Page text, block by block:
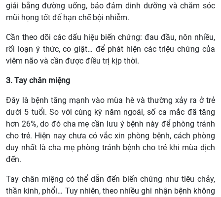
giải bằng đường uống, bảo đảm dinh dưỡng và chăm sóc
mũi họng tốt để hạn chế bội nhiễm.
Cần theo dõi các dấu hiệu biến chứng: đau đầu, nôn nhiều,
rối loạn ý thức, co giật… để phát hiện các triệu chứng của
viêm não và cần được điều trị kịp thời.
3. Tay chân miệng
Đây là bệnh tăng mạnh vào mùa hè và thường xảy ra ở trẻ
dưới 5 tuổi. So với cùng kỳ năm ngoái, số ca mắc đã tăng
hơn 26%, do đó cha mẹ cần lưu ý bệnh này để phòng tránh
cho trẻ. Hiện nay chưa có vắc xin phòng bệnh, cách phòng
duy nhất là cha mẹ phòng tránh bệnh cho trẻ khi mùa dịch
đến.
Tay chân miệng có thể dẫn đến biến chứng như tiêu chảy,
thần kinh, phổi… Tuy nhiên, theo nhiều ghi nhận bệnh không